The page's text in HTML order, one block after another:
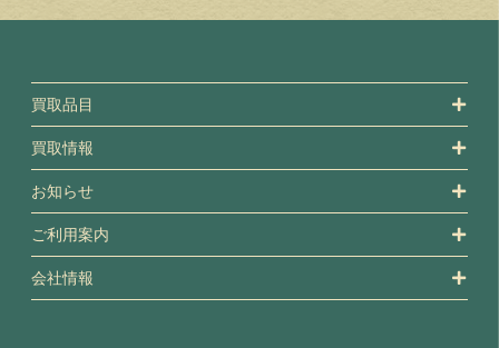
買取品目
買取情報
お知らせ
ご利用案内
会社情報